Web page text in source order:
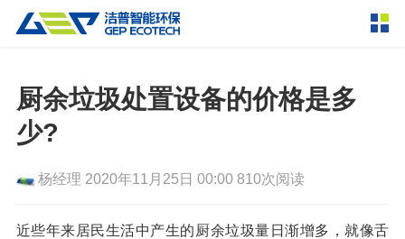
双轴撕碎机 单轴撕碎机
垃圾破袋机 移动式撕碎站
粉碎设备
解决方案
服务支持
厨余垃圾处置设备的价格是多
少?
杨经理 2020年11月25日 00:00 810次阅读
近些年来居民生活中产生的厨余垃圾量日渐增多，就像舌